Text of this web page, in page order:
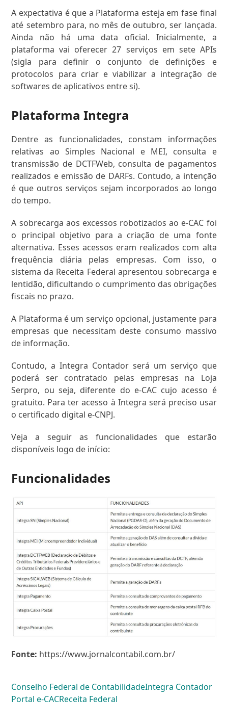
A expectativa é que a Plataforma esteja em fase final
até setembro para, no mês de outubro, ser lançada.
Ainda não há uma data oficial. Inicialmente, a
plataforma vai oferecer 27 serviços em sete APIs
(sigla para definir o conjunto de definições e
protocolos para criar e viabilizar a integração de
softwares de aplicativos entre si).
Plataforma Integra
Dentre as funcionalidades, constam informações
relativas ao Simples Nacional e MEI, consulta e
transmissão de DCTFWeb, consulta de pagamentos
realizados e emissão de DARFs. Contudo, a intenção
é que outros serviços sejam incorporados ao longo
do tempo.
A sobrecarga aos excessos robotizados ao e-CAC foi
o principal objetivo para a criação de uma fonte
alternativa. Esses acessos eram realizados com alta
frequência diária pelas empresas. Com isso, o
sistema da Receita Federal apresentou sobrecarga e
lentidão, dificultando o cumprimento das obrigações
fiscais no prazo.
A Plataforma é um serviço opcional, justamente para
empresas que necessitam deste consumo massivo
de informação.
Contudo, a Integra Contador será um serviço que
poderá ser contratado pelas empresas na Loja
Serpro, ou seja, diferente do e-CAC cujo acesso é
gratuito. Para ter acesso à Integra será preciso usar
o certificado digital e-CNPJ.
Veja a seguir as funcionalidades que estarão
disponíveis logo de início:
Funcionalidades
Fonte: https://www.jornalcontabil.com.br/
Conselho Federal de ContabilidadeIntegra Contador
Portal e-CACReceita Federal